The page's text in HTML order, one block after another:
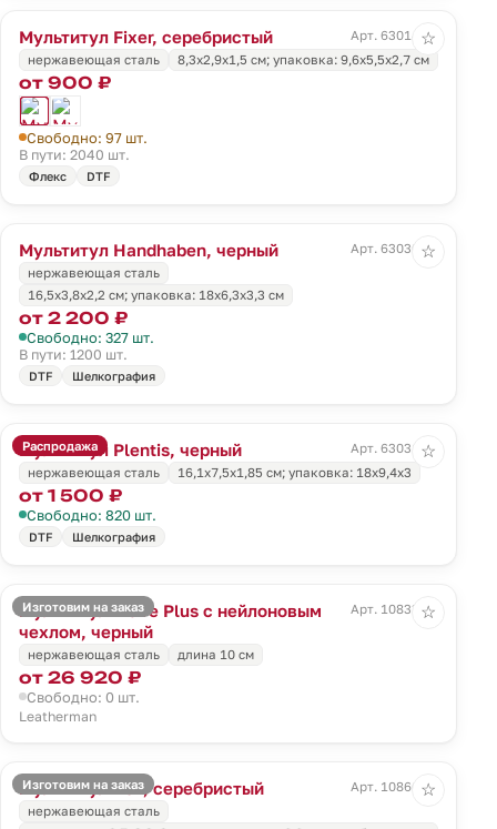
Мультитул Fixer, серебристый
Арт. 63014.10
нержавеющая сталь
8,3x2,9x1,5 см; упаковка: 9,6х5,5х2,7 см
от 900 ₽
Свободно: 97 шт.
В пути: 2040 шт.
Флекс DTF
☆
Мультитул Handhaben, черный
Арт. 63030.30
нержавеющая сталь
16,5x3,8x2,2 см; упаковка: 18x6,3x3,3 см
от 2 200 ₽
Свободно: 327 шт.
В пути: 1200 шт.
DTF Шелкография
☆
Распродажа
Мультитул Plentis, черный
Арт. 63031.30
нержавеющая сталь
16,1х7,5х1,85 см; упаковка: 18x9,4x3
от 1 500 ₽
Свободно: 820 шт.
DTF Шелкография
☆
Изготовим на заказ
Мультитул Wave Plus с нейлоновым
чехлом, черный
Арт. 10833.30
нержавеющая сталь длина 10 см
от 26 920 ₽
Свободно: 0 шт.
Leatherman
☆
Изготовим на заказ
Мультитул Rev, серебристый
Арт. 10866.10
нержавеющая сталь
☆